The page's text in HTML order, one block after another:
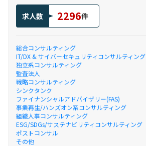
求人数 2296件
総合コンサルティング
IT/DX & サイバーセキュリティコンサルティング
独立系コンサルティング
監査法人
戦略コンサルティング
シンクタンク
ファイナンシャルアドバイザリー(FAS)
事業再生/ハンズオン系コンサルティング
組織人事コンサルティング
ESG/SDGs/サステナビリティコンサルティング
ポストコンサル
その他